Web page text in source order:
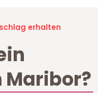
erhalten
Maribor?